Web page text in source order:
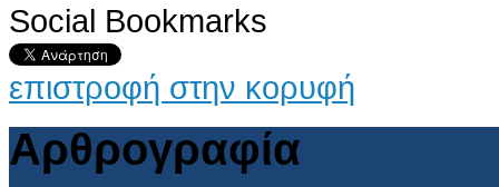
AdmirorGallery 4.5.0, author/s Vasiljevski& Kekeljevic
Social Bookmarks
επιστροφή στην κορυφή
Αρθρογραφία